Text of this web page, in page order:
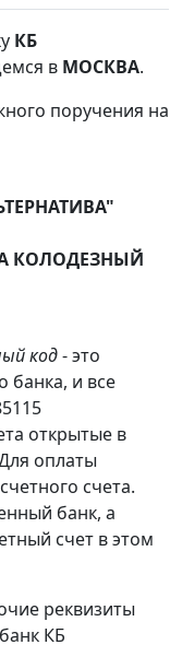
КБ
в МОСКВА.
поручения на
КОЛОДЕЗНЫЙ
код- это
банка, и все
открытые в
оплаты
счета.
банк, а
счет в этом
реквизиты
КБ